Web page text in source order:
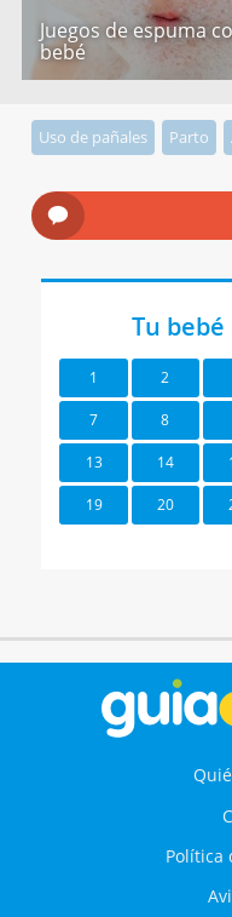
Juegos de espuma
bebé
Uso de pañales Parto
Tu
1 2
7 8
13 14
19 20
Política